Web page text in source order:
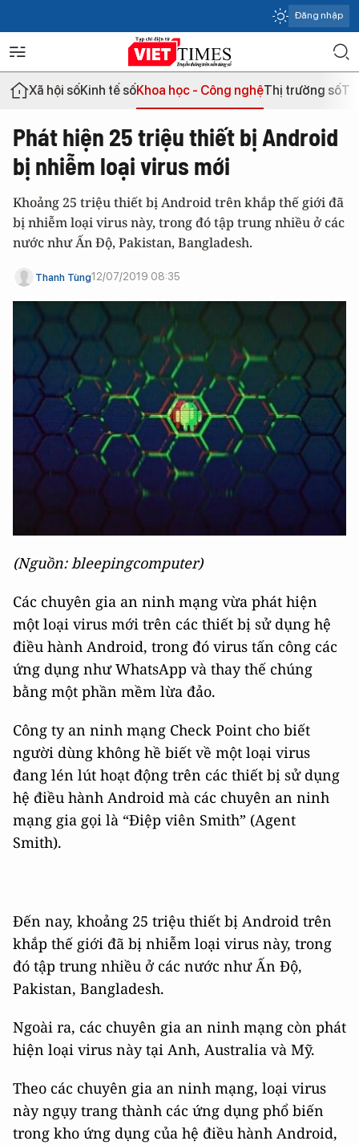
Đăng nhập
Xã hội sốKinh tế sốKhoa học - Công nghệThị trường số
Phát hiện 25 triệu thiết bị Android
bị nhiễm loại virus mới
Khoảng 25 triệu thiết bị Android trên khắp thế giới đã
bị nhiễm loại virus này, trong đó tập trung nhiều ở các
nước như Ấn Độ, Pakistan, Bangladesh.
Thanh Tùng12/07/2019 08:35
(Nguồn: bleepingcomputer)
Các chuyên gia an ninh mạng vừa phát hiện
một loại virus mới trên các thiết bị sử dụng hệ
điều hành Android, trong đó virus tấn công các
ứng dụng như WhatsApp và thay thế chúng
bằng một phần mềm lừa đảo.
Công ty an ninh mạng Check Point cho biết
người dùng không hề biết về một loại virus
đang lén lút hoạt động trên các thiết bị sử dụng
hệ điều hành Android mà các chuyên an ninh
mạng gia gọi là “Điệp viên Smith” (Agent
Smith).
Đến nay, khoảng 25 triệu thiết bị Android trên
khắp thế giới đã bị nhiễm loại virus này, trong
đó tập trung nhiều ở các nước như Ấn Độ,
Pakistan, Bangladesh.
Ngoài ra, các chuyên gia an ninh mạng còn phát
hiện loại virus này tại Anh, Australia và Mỹ.
Theo các chuyên gia an ninh mạng, loại virus
này ngụy trang thành các ứng dụng phổ biến
trong kho ứng dụng của hệ điều hành Android,